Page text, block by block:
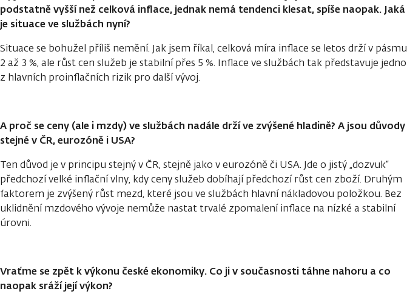
podstatně vyšší než celková inflace, jednak nemá tendenci klesat, spíše naopak. Jaká
je situace ve službách nyní?
Situace se bohužel příliš nemění. Jak jsem říkal, celková míra inflace se letos drží v pásmu
2 až 3 %, ale růst cen služeb je stabilní přes 5 %. Inflace ve službách tak představuje jedno
z hlavních proinflačních rizik pro další vývoj.
A proč se ceny (ale i mzdy) ve službách nadále drží ve zvýšené hladině? A jsou důvody
stejné v ČR, eurozóně i USA?
Ten důvod je v principu stejný v ČR, stejně jako v eurozóně či USA. Jde o jistý „dozvuk“
předchozí velké inflační vlny, kdy ceny služeb dobíhají předchozí růst cen zboží. Druhým
faktorem je zvýšený růst mezd, které jsou ve službách hlavní nákladovou položkou. Bez
uklidnění mzdového vývoje nemůže nastat trvalé zpomalení inflace na nízké a stabilní
úrovni.
Vraťme se zpět k výkonu české ekonomiky. Co ji v současnosti táhne nahoru a co
naopak sráží její výkon?